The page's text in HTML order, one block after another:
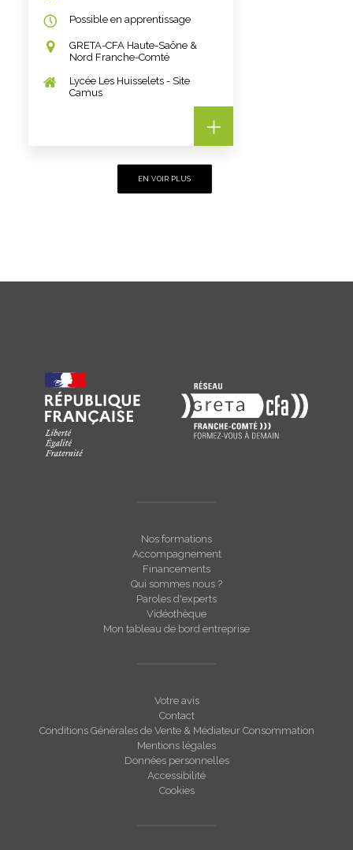
Possible en apprentissage
GRETA-CFA Haute-Saône &
Nord Franche-Comté
Lycée Les Huisselets - Site
Camus
EN VOIR PLUS
Nos formations
Accompagnement
Financements
Qui sommes nous ?
Paroles d'experts
Vidéothèque
Mon tableau de bord entreprise
Votre avis
Contact
Conditions Générales de Vente & Médiateur Consommation
Mentions légales
Données personnelles
Accessibilité
Cookies